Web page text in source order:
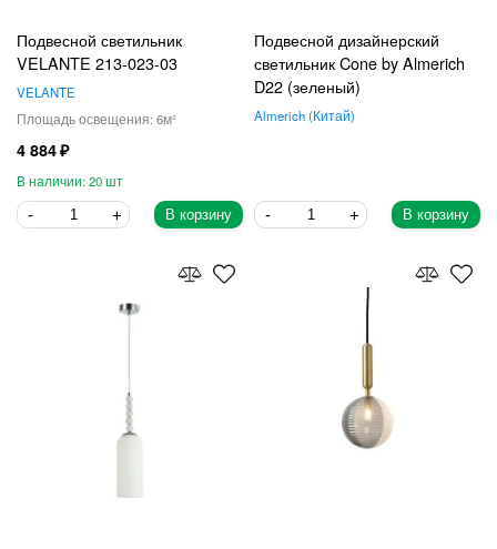
Подвесной светильник
VELANTE 213-023-03
VELANTE
6
4 884
20
В корзину
Подвесной дизайнерский
светильник Cone by Almerich
D22 (зеленый)
Almerich Китай
В корзину